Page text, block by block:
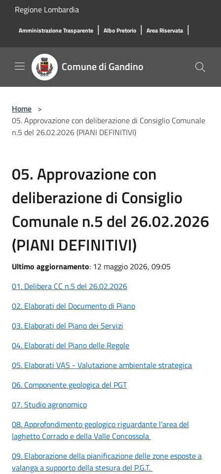
Salta al contenuto principale
Regione Lombardia
Amministrazione Trasparente | Albo Pretorio | Area Riservata |
Comune di Gandino
Home >
05. Approvazione con deliberazione di Consiglio Comunale
n.5 del 26.02.2026 (PIANI DEFINITIVI)
05. Approvazione con
deliberazione di Consiglio
Comunale n.5 del 26.02.2026
(PIANI DEFINITIVI)
Ultimo aggiornamento: 12 maggio 2026, 09:05
01. Delibera CC n.5 del 26.02.2026
02. Elaborati del Documento di Piano
03. Elaborati del Piano dei Servizi
04. Elaborati del Piano delle Regole
05. Elaborati VAS - Valutazione ambientale strategica
06. Componente geologica del PGT
07. Studio agronomico
08. Approfondimento geologico riguardante l’area del
laghetto Corrado e della Valle Concossola
09. Elaborazione della pianificazione delle zone esposte a
valanga a supporto della stesura del P.G.T.